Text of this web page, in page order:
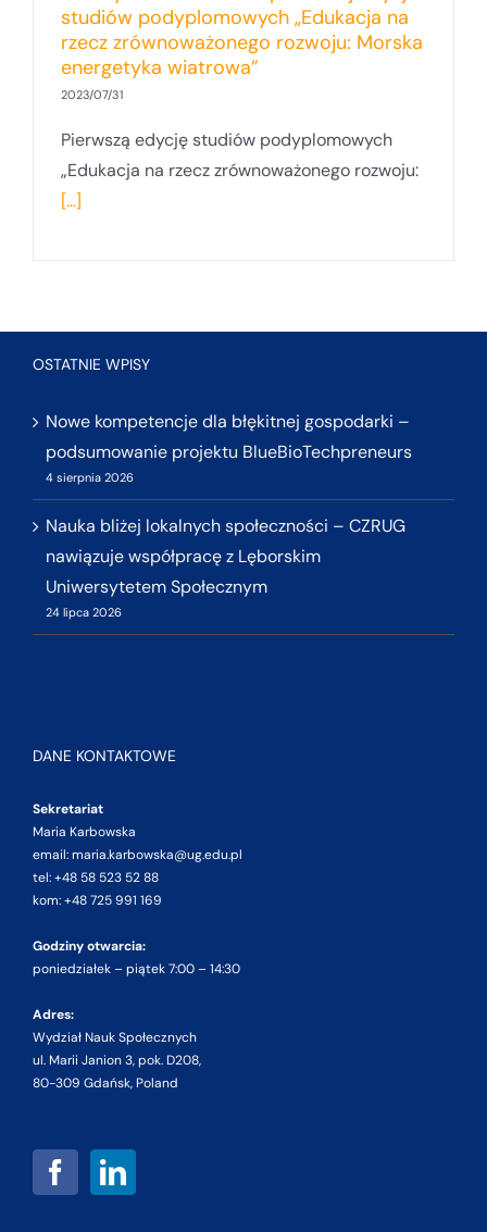
studiów podyplomowych „Edukacja na
rzecz zrównoważonego rozwoju: Morska
energetyka wiatrowa”
2023/07/31
Pierwszą edycję studiów podyplomowych
„Edukacja na rzecz zrównoważonego rozwoju:
[...]
OSTATNIE WPISY
Nowe kompetencje dla błękitnej gospodarki –
podsumowanie projektu BlueBioTechpreneurs
4 sierpnia 2026
Nauka bliżej lokalnych społeczności – CZRUG
nawiązuje współpracę z Lęborskim
Uniwersytetem Społecznym
24 lipca 2026
DANE KONTAKTOWE
Sekretariat
Maria Karbowska
email: maria.karbowska@ug.edu.pl
tel: +48 58 523 52 88
kom: +48 725 991 169
Godziny otwarcia:
poniedziałek – piątek 7:00 – 14:30
Adres:
Wydział Nauk Społecznych
ul. Marii Janion 3, pok. D208,
80-309 Gdańsk, Poland